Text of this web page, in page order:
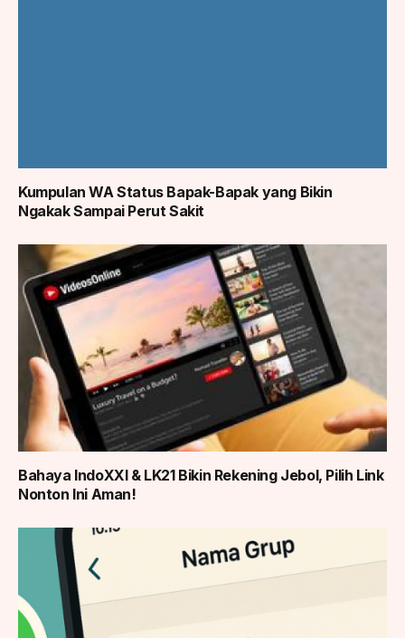
Kumpulan WA Status Bapak-Bapak yang Bikin
Ngakak Sampai Perut Sakit
Bahaya IndoXXI & LK21 Bikin Rekening Jebol, Pilih Link
Nonton Ini Aman!